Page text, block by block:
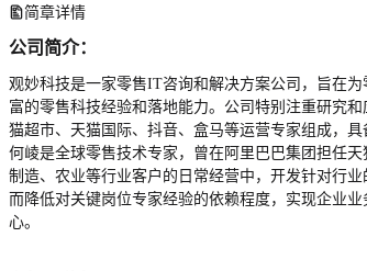
简章详情
公司简介：
观妙科技是一家零售IT咨询和解决方案公司，旨在
富的零售科技经验和落地能力。公司特别注重研究
猫超市、天猫国际、抖音、盒马等运营专家组成，
何崚是全球零售技术专家，曾在阿里巴巴集团担任
制造、农业等行业客户的日常经营中，开发针对行
而降低对关键岗位专家经验的依赖程度，实现企业
心。